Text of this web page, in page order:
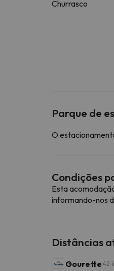
Churrasco
Parque de
O
Condições
Esta
informando-nos
Distâncias
Gourette 42